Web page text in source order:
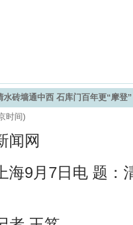
水砖墙通中西 石库门百年更“摩登”
时间)
闻网
9月7日电 题：